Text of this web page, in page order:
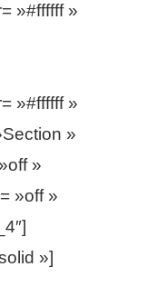
»#ffffff »
»#ffffff »
»
»
»off »
»]